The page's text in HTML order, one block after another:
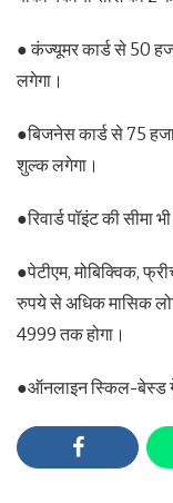
● कंज्यूमर कार्ड से 50
लगेगा।
●बिजनेस कार्ड से 75
शुल्क लगेगा।
●रिवार्ड पॉइंट की सीमा
●पेटीएम, मोबिक्विक,
रुपये से अधिक मासिक
4999 तक होगा।
●ऑनलाइन स्किल-बेस्ड